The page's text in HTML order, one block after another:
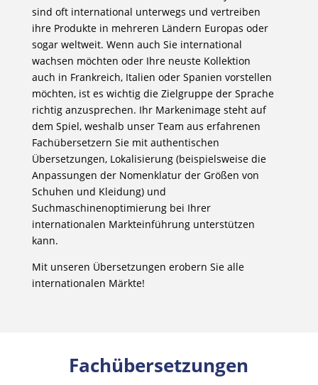
sind oft international unterwegs und vertreiben
ihre Produkte in mehreren Ländern Europas oder
sogar weltweit. Wenn auch Sie international
wachsen möchten oder Ihre neuste Kollektion
auch in Frankreich, Italien oder Spanien vorstellen
möchten, ist es wichtig die Zielgruppe der Sprache
richtig anzusprechen. Ihr Markenimage steht auf
dem Spiel, weshalb unser Team aus erfahrenen
Fachübersetzern Sie mit authentischen
Übersetzungen, Lokalisierung (beispielsweise die
Anpassungen der Nomenklatur der Größen von
Schuhen und Kleidung) und
Suchmaschinenoptimierung bei Ihrer
internationalen Markteinführung unterstützen
kann.
Mit unseren Übersetzungen erobern Sie alle
internationalen Märkte!
Fachübersetzungen